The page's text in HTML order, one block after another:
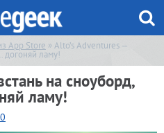
App Store » Alto’s Adventures —
догоняй ламу!
на сноуборд,
ламу!
0